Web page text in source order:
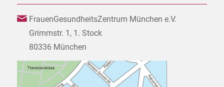
FrauenGesundheitsZentrum München e.V.
Grimmstr. 1, 1. Stock
80336 München